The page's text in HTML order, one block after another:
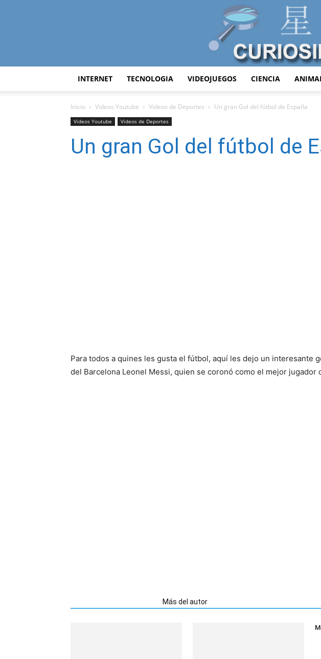
INTERNET TECNOLOGIA VIDEOJUEGOS CIENCIA
Inicio Videos Youtube Videos de Deportes Un gran Gol del fútbol de España
Videos Youtube Videos de Deportes
Un gran Gol del fútbol de
Para todos a quines les gusta el fútbol, aquí les dejo un interesante
del Barcelona Leonel Messi, quien se coronó como el mejor jugador
Más del autor